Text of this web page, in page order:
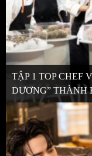
TẬP 1 TOP CHEF
DƯƠNG” THÀNH